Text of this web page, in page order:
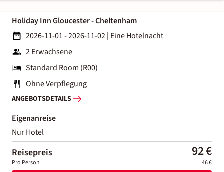
Holiday Inn Gloucester - Cheltenham
2026-11-01 - 2026-11-02| Eine Hotelnacht
2 Erwachsene
Standard Room (R00)
Ohne Verpflegung
ANGEBOTSDETAILS
Eigenanreise
Nur Hotel
Reisepreis 92 €
Pro Person 46 €